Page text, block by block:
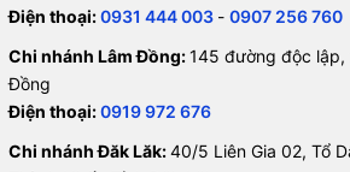
Điện thoại:0931 444 003 - 0907 256 760
Chi nhánh Lâm Đồng:145 đường độc lập,
Đồng
Điện thoại:0919 972 676
Chi nhánh Đăk Lăk:40/5 Liên Gia 02, Tổ